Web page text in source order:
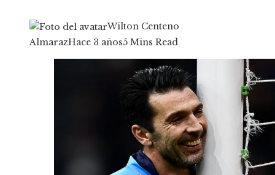
Wilton Centeno
AlmarazHace 3 años5 Mins Read